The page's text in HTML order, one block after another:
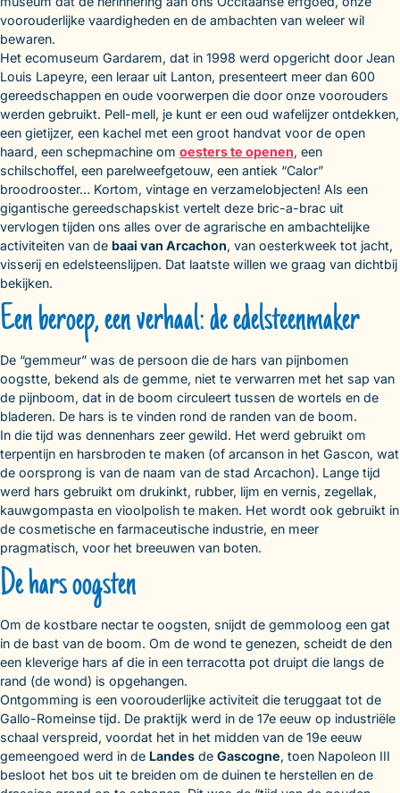
voorouderlijke vaardigheden en de ambachten van weleer wil
bewaren.
Het ecomuseum Gardarem, dat in 1998 werd opgericht door Jean
Louis Lapeyre, een leraar uit Lanton, presenteert meer dan 600
gereedschappen en oude voorwerpen die door onze voorouders
werden gebruikt. Pell-mell, je kunt er een oud wafelijzer ontdekken,
een gietijzer, een kachel met een groot handvat voor de open
haard, een schepmachine om oesters te openen, een
schilschoffel, een parelweefgetouw, een antiek “Calor”
broodrooster… Kortom, vintage en verzamelobjecten! Als een
gigantische gereedschapskist vertelt deze bric-a-brac uit
vervlogen tijden ons alles over de agrarische en ambachtelijke
activiteiten van de baai van Arcachon, van oesterkweek tot jacht,
visserij en edelsteenslijpen. Dat laatste willen we graag van dichtbij
bekijken.
Een beroep, een verhaal: de edelsteenmaker
De “gemmeur” was de persoon die de hars van pijnbomen
oogstte, bekend als de gemme, niet te verwarren met het sap van
de pijnboom, dat in de boom circuleert tussen de wortels en de
bladeren. De hars is te vinden rond de randen van de boom.
In die tijd was dennenhars zeer gewild. Het werd gebruikt om
terpentijn en harsbroden te maken (of arcanson in het Gascon, wat
de oorsprong is van de naam van de stad Arcachon). Lange tijd
werd hars gebruikt om drukinkt, rubber, lijm en vernis, zegellak,
kauwgompasta en vioolpolish te maken. Het wordt ook gebruikt in
de cosmetische en farmaceutische industrie, en meer
pragmatisch, voor het breeuwen van boten.
De hars oogsten
Om de kostbare nectar te oogsten, snijdt de gemmoloog een gat
in de bast van de boom. Om de wond te genezen, scheidt de den
een kleverige hars af die in een terracotta pot druipt die langs de
rand (de wond) is opgehangen.
Ontgomming is een voorouderlijke activiteit die teruggaat tot de
Gallo-Romeinse tijd. De praktijk werd in de 17e eeuw op industriële
schaal verspreid, voordat het in het midden van de 19e eeuw
gemeengoed werd in de Landes de Gascogne, toen Napoleon III
besloot het bos uit te breiden om de duinen te herstellen en de